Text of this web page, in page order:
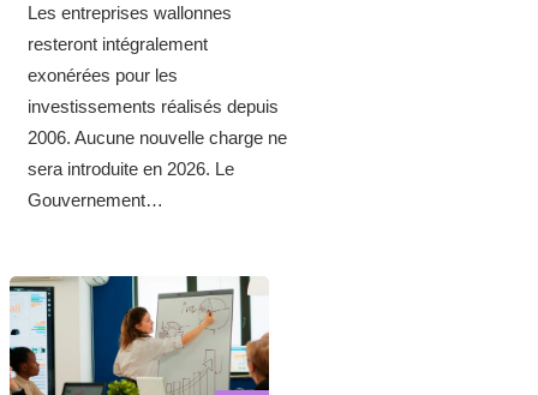
Les entreprises wallonnes
resteront intégralement
exonérées pour les
investissements réalisés depuis
2006. Aucune nouvelle charge ne
sera introduite en 2026. Le
Gouvernement…